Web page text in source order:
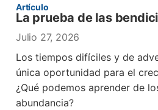
Artículo
La prueba de las
Julio 27, 2026
Los tiempos difíciles y de
única oportunidad para el
¿Qué podemos aprender de
abundancia?